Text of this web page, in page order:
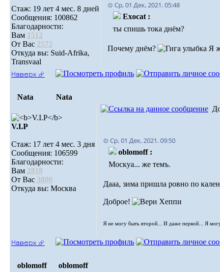
Стаж: 19 лет 4 мес. 8 дней
Сообщения: 100862
Благодарности:
Вам 1512
От Вас 2572
Откуда вы: Suid-Afrika,
Transvaal
⊙ Ср, 01 Дек, 2021. 05:48
Exocat :
ты спишь тока днём?
Почему днём? Я
Наверх ⮵
Nata Nata
V.I.Р
Стаж: 17 лет 4 мес. 3 дня
Сообщения: 106599
Благодарности:
Вам 2818
От Вас 3800
Откуда вы: Москва
⊙ Ср, 01 Дек, 2021. 09:50
oblomoff :
Москуа... же темъ.
Дааа, зима пришла ровно по
Доброе!
Я не могу быть второй... И даже первой... Я
Наверх ⮵
oblomoff oblomoff